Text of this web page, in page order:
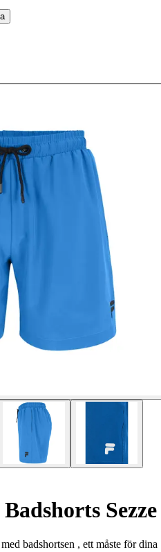
Badshorts Sezze
badshortsen , ett måste för dina